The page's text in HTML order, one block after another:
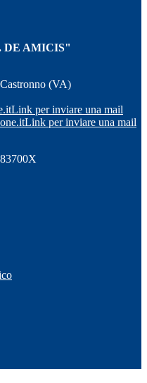
DE AMICIS"
(VA)
Link per inviare una mail
Link per inviare una mail